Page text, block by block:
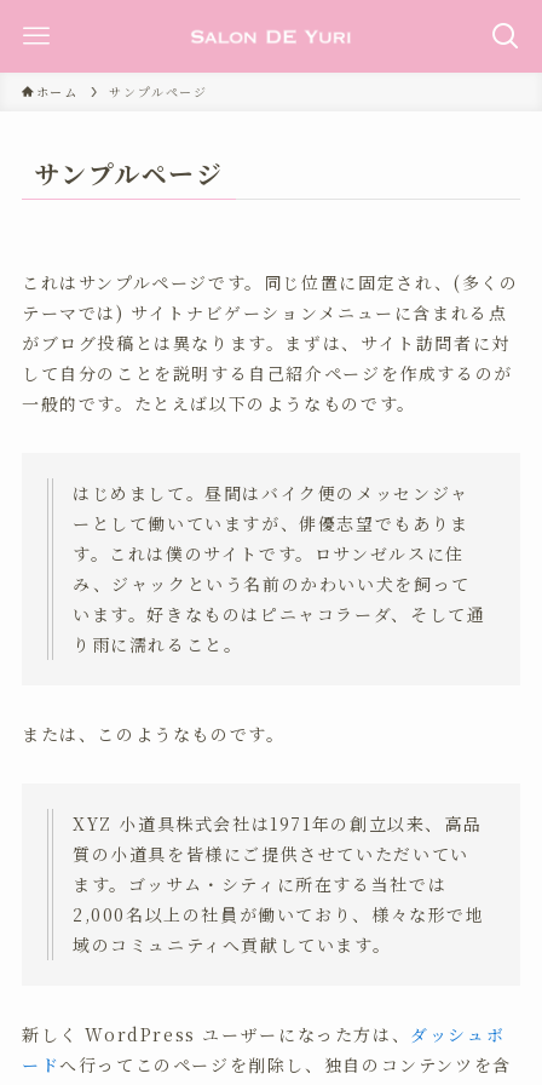
ホーム サンプルページ
サンプルページ
これはサンプルページです。同じ位置に固定され、(多くの
テーマでは) サイトナビゲーションメニューに含まれる点
がブログ投稿とは異なります。まずは、サイト訪問者に対
して自分のことを説明する自己紹介ページを作成するのが
一般的です。たとえば以下のようなものです。
はじめまして。昼間はバイク便のメッセンジャ
ーとして働いていますが、俳優志望でもありま
す。これは僕のサイトです。ロサンゼルスに住
み、ジャックという名前のかわいい犬を飼って
います。好きなものはピニャコラーダ、そして通
り雨に濡れること。
または、このようなものです。
XYZ 小道具株式会社は1971年の創立以来、高品
質の小道具を皆様にご提供させていただいてい
ます。ゴッサム・シティに所在する当社では
2,000名以上の社員が働いており、様々な形で地
域のコミュニティへ貢献しています。
新しく WordPress ユーザーになった方は、 ダッシュボ
ードへ行ってこのページを削除し、独自のコンテンツを含